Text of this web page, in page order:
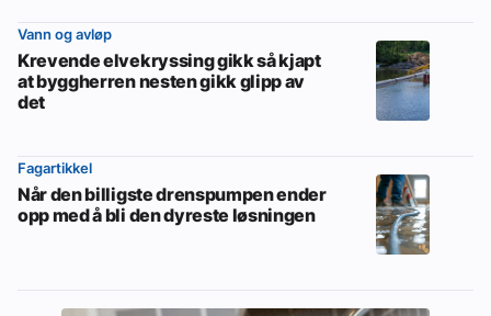
Vann og avløp
Krevende elvekryssing gikk så kjapt
at byggherren nesten gikk glipp av
det
Fagartikkel
Når den billigste drenspumpen ender
opp med å bli den dyreste løsningen